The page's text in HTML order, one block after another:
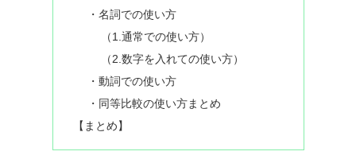
・名詞での使い方
（1.通常での使い方）
（2.数字を入れての使い方）
・動詞での使い方
・同等比較の使い方まとめ
【まとめ】